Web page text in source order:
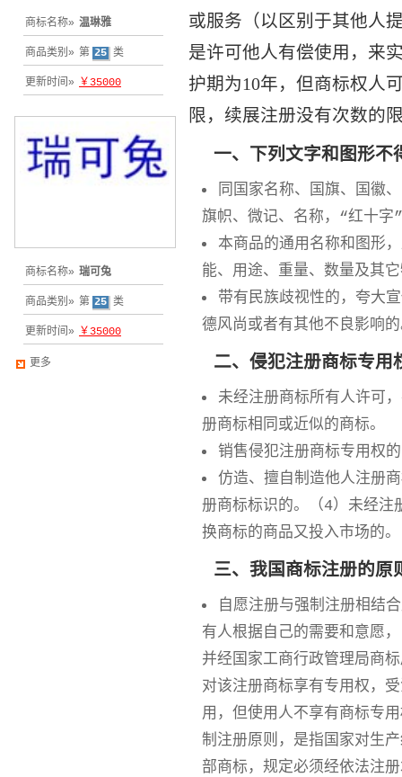
商标名称» 温琳雅
商品类别» 第 25 类
更新时间» ￥35000
商标名称» 瑞可兔
商品类别» 第 25 类
更新时间» ￥35000
更多
或服务（以区别于其他人
是许可他人有偿使用，来
护期为10年，但商标权人
限，续展注册没有次数的
一、下列文字和图形不
同国家名称、国旗、国徽
旗帜、微记、名称，“红十字
本商品的通用名称和图形
能、用途、重量、数量及其
带有民族歧视性的，夸大
德风尚或者有其他不良影响
二、侵犯注册商标专用
未经注册商标所有人许可
册商标相同或近似的商标。
销售侵犯注册商标专用权
仿造、擅自制造他人注册
册商标标识的。（4）未经注
换商标的商品又投入市场的。
三、我国商标注册的原
自愿注册与强制注册相结
有人根据自己的需要和意愿
并经国家工商行政管理局商
对该注册商标享有专用权，
用，但使用人不享有商标专
制注册原则，是指国家对生
部商标，规定必须经依法注